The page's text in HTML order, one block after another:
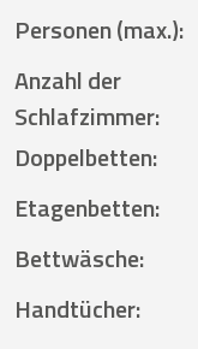
Personen (max.):
Anzahl der
Schlafzimmer:
Doppelbetten:
Etagenbetten:
Bettwäsche:
Handtücher: